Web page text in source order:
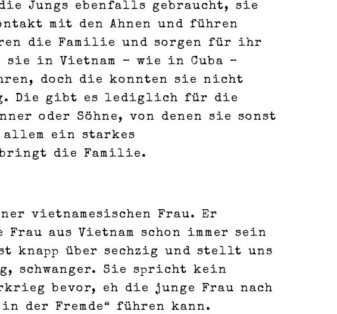
Jungs ebenfalls gebraucht, sie
mit den Ahnen und führen
die Familie und sorgen für ihr
sie in Vietnam – wie in Cuba ­–
doch die konnten sie nicht
Die gibt es lediglich für die
oder Söhne, von denen sie sonst
allem ein starkes
die Familie.
vietnamesischen Frau. Er
aus Vietnam schon immer sein
knapp über sechzig und stellt uns
schwanger. Sie spricht kein
bevor, eh die junge Frau nach
der Fremde“ führen kann.